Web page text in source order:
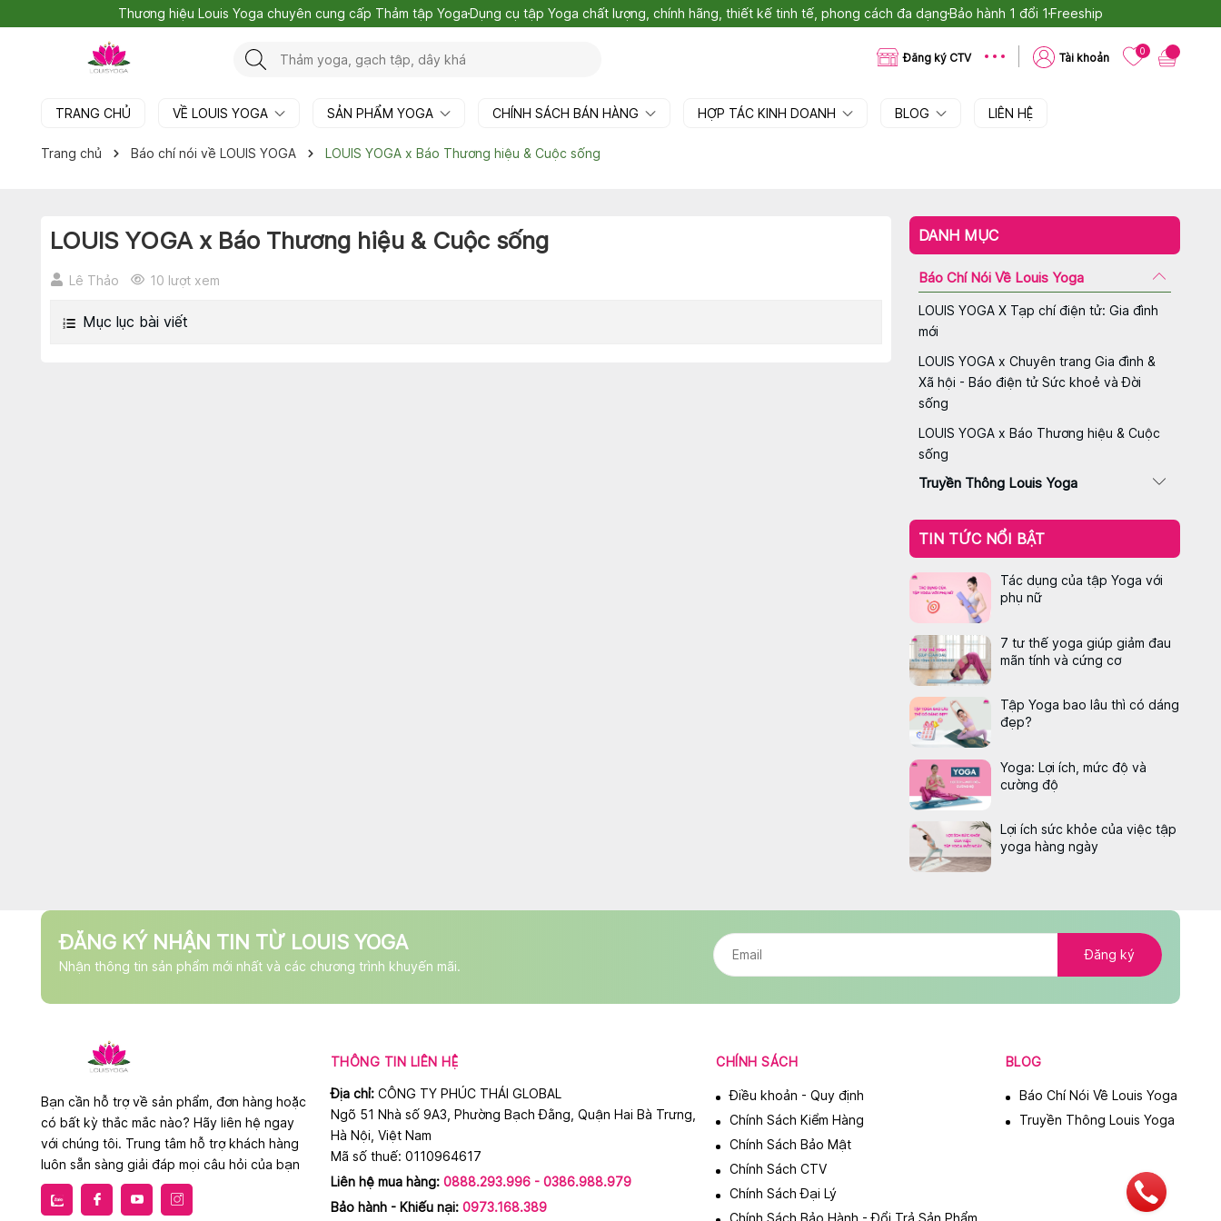
Thương hiệu Louis Yoga chuyên cung cấp Thảm tập YogaDụng cụ tập Yoga chất lượng, chính hãng, thiết kế tinh tế, phong cách đa dạngBảo hành 1 đổi 1 Freeship
Đăng ký CTV Tài khoản 0
TRANG CHỦ VỀ LOUIS YOGA SẢN PHẨM YOGA CHÍNH SÁCH BÁN HÀNG HỢP TÁC KINH DOANH BLOG LIÊN HỆ
Trang chủ Báo chí nói về LOUIS YOGA LOUIS YOGA x Báo Thương hiệu & Cuộc sống
LOUIS YOGA x Báo Thương hiệu & Cuộc sống
Lê Thảo 10 lượt xem
Mục lục bài viết
DANH MỤC
Báo Chí Nói Về Louis Yoga
LOUIS YOGA X Tạp chí điện tử: Gia đình
mới
LOUIS YOGA x Chuyên trang Gia đình &
Xã hội - Báo điện tử Sức khoẻ và Đời
sống
LOUIS YOGA x Báo Thương hiệu & Cuộc
sống
Truyền Thông Louis Yoga
TIN TỨC NỔI BẬT
Tác dụng của tập Yoga với
phụ nữ
7 tư thế yoga giúp giảm đau
mãn tính và cứng cơ
Tập Yoga bao lâu thì có dáng
đẹp?
Yoga: Lợi ích, mức độ và
cường độ
Lợi ích sức khỏe của việc tập
yoga hàng ngày
ĐĂNG KÝ NHẬN TIN TỪ LOUIS YOGA
Nhận thông tin sản phẩm mới nhất và các chương trình khuyến mãi.
Đăng ký
Bạn cần hỗ trợ về sản phẩm, đơn hàng hoặc
có bất kỳ thắc mắc nào? Hãy liên hệ ngay
với chúng tôi. Trung tâm hỗ trợ khách hàng
luôn sẵn sàng giải đáp mọi câu hỏi của bạn
THÔNG TIN LIÊN HỆ
Địa chỉ: CÔNG TY PHÚC THÁI GLOBAL
Ngõ 51 Nhà số 9A3, Phường Bạch Đằng, Quận Hai Bà Trưng,
Hà Nội, Việt Nam
Mã số thuế: 0110964617
Liên hệ mua hàng: 0888.293.996 - 0386.988.979
Bảo hành - Khiếu nại: 0973.168.389
CHÍNH SÁCH
Điều khoản - Quy định
Chính Sách Kiểm Hàng
Chính Sách Bảo Mật
Chính Sách CTV
Chính Sách Đại Lý
Chính Sách Bảo Hành - Đổi Trả Sản Phẩm
BLOG
Báo Chí Nói Về Louis Yoga
Truyền Thông Louis Yoga